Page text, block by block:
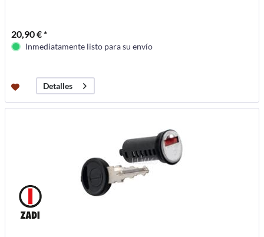
20,90 € *
Inmediatamente listo para su envío
Detalles